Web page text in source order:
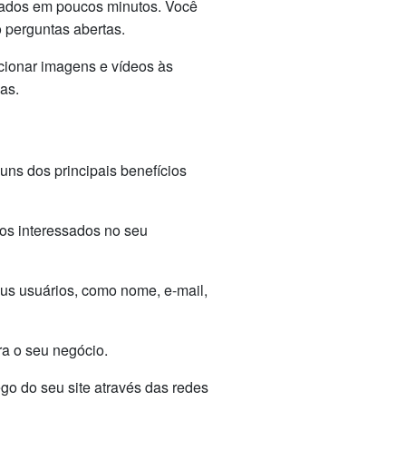
em poucos minutos. Você
abertas.
imagens e vídeos às
dos principais benefícios
interessados no seu
usuários, como nome, e-mail,
o seu negócio.
do seu site através das redes